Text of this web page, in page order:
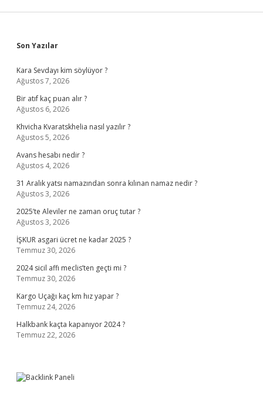
Sidebar
Son Yazılar
Kara Sevdayı kim söylüyor ?
Ağustos 7, 2026
Bir atıf kaç puan alır ?
Ağustos 6, 2026
Khvicha Kvaratskhelia nasıl yazılır ?
Ağustos 5, 2026
Avans hesabı nedir ?
Ağustos 4, 2026
31 Aralık yatsı namazından sonra kılınan namaz nedir ?
Ağustos 3, 2026
2025’te Aleviler ne zaman oruç tutar ?
Ağustos 3, 2026
İŞKUR asgari ücret ne kadar 2025 ?
Temmuz 30, 2026
2024 sicil affı meclis’ten geçti mi ?
Temmuz 30, 2026
Kargo Uçağı kaç km hız yapar ?
Temmuz 24, 2026
Halkbank kaçta kapanıyor 2024 ?
Temmuz 22, 2026